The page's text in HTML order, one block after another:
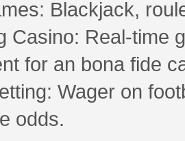
Blackjack,
Casino: Real-time
for an bona fide
Wager on
odds.